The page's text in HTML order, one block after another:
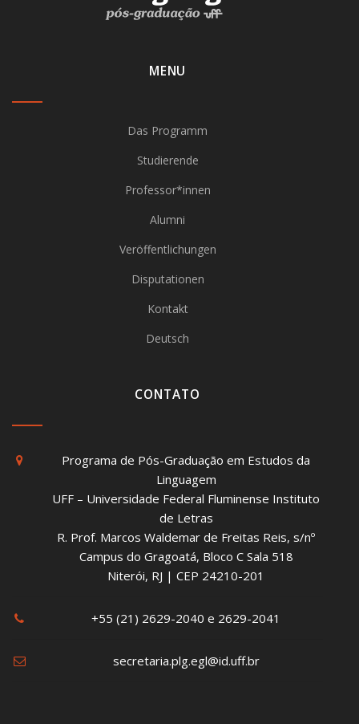
MENU
Das Programm
Studierende
Professor*innen
Alumni
Veröffentlichungen
Disputationen
Kontakt
Deutsch
CONTATO
Programa de Pós-Graduação em Estudos da
Linguagem
UFF – Universidade Federal Fluminense Instituto
de Letras
R. Prof. Marcos Waldemar de Freitas Reis, s/nº
Campus do Gragoatá, Bloco C Sala 518
Niterói, RJ | CEP 24210-201
+55 (21) 2629-2040 e 2629-2041
secretaria.plg.egl@id.uff.br